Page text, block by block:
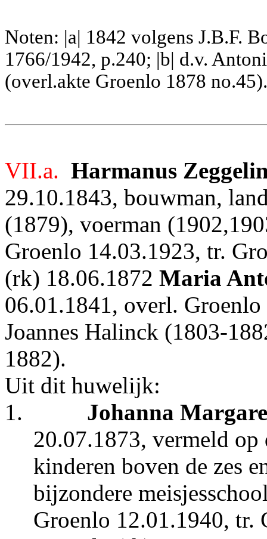
Noten: |a| 1842 volgens J.B.F.
1766/1942, p.240; |b| d.v.
(overl.akte Groenlo 1878 no.45).
VII.a. Harmanus
29.10.1843, bouwman,
(1879), voerman
Groenlo 14.03.1923, tr.
(rk) 18.06.1872 Maria
06.01.1841, overl.
Joannes Halinck (1803-
1882).
Uit dit huwelijk:
1.
Johanna
20.07.1873, vermeld op
kinderen boven de zes
bijzondere
Groenlo 12.01.1940, tr.